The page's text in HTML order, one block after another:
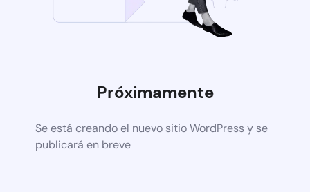
Próximamente
Se está creando el nuevo sitio WordPress y se
publicará en breve